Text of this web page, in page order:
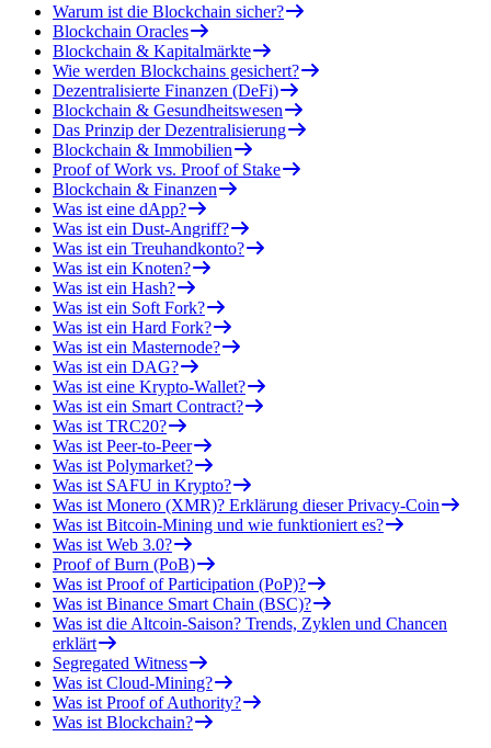
Warum ist die Blockchain sicher?
Blockchain Oracles
Blockchain & Kapitalmärkte
Wie werden Blockchains gesichert?
Dezentralisierte Finanzen (DeFi)
Blockchain & Gesundheitswesen
Das Prinzip der Dezentralisierung
Blockchain & Immobilien
Proof of Work vs. Proof of Stake
Blockchain & Finanzen
Was ist eine dApp?
Was ist ein Dust-Angriff?
Was ist ein Treuhandkonto?
Was ist ein Knoten?
Was ist ein Hash?
Was ist ein Soft Fork?
Was ist ein Hard Fork?
Was ist ein Masternode?
Was ist ein DAG?
Was ist eine Krypto-Wallet?
Was ist ein Smart Contract?
Was ist TRC20?
Was ist Peer-to-Peer
Was ist Polymarket?
Was ist SAFU in Krypto?
Was ist Monero (XMR)? Erklärung dieser Privacy-Coin
Was ist Bitcoin-Mining und wie funktioniert es?
Was ist Web 3.0?
Proof of Burn (PoB)
Was ist Proof of Participation (PoP)?
Was ist Binance Smart Chain (BSC)?
Was ist die Altcoin-Saison? Trends, Zyklen und Chancen
erklärt
Segregated Witness
Was ist Cloud-Mining?
Was ist Proof of Authority?
Was ist Blockchain?